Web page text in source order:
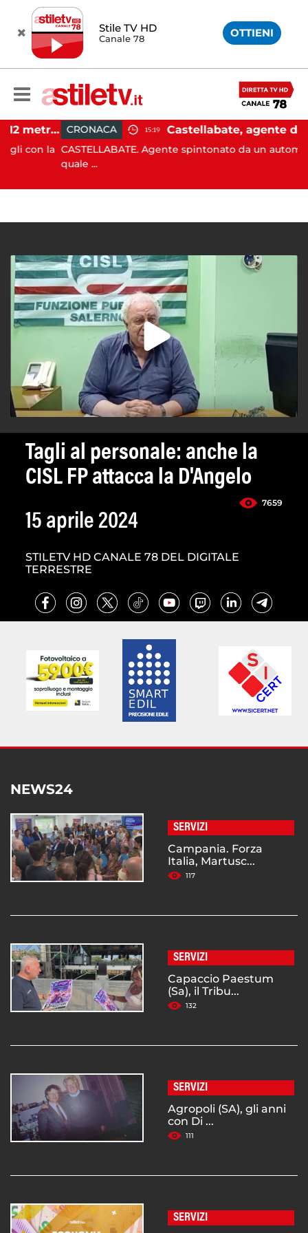
Stile TV HD
Canale 78 OTTIENI
Castellabate, barca di 12 metri resta incastrata sugli scogli: salvate 9 persone
la
CRONACA 15:19
CASTELLABATE. Agente spintonato da un
quale ...
Tagli al personale: anche la
CISL FP attacca la D'Angelo
7659
15 aprile 2024
STILETV HD CANALE 78 DEL DIGITALE
TERRESTRE
NEWS24
SERVIZI
Campania. Forza
Italia, Martusc...
117
SERVIZI
Capaccio Paestum
(Sa), il Tribu...
132
SERVIZI
Agropoli (SA), gli anni
con Di ...
111
SERVIZI